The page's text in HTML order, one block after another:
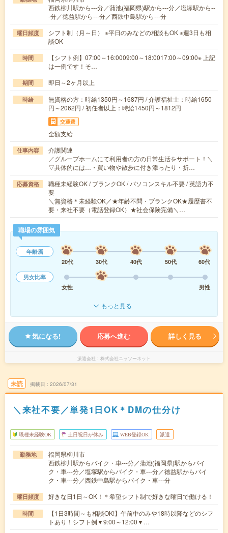
西鉄柳川駅から---分／蒲池(福岡県)駅から---分／塩塚駅から--
-分／徳益駅から---分／西鉄中島駅から---分
曜日頻度
シフト制（月～日） ※平日のみなどの相談もOK ※週3日も相
談OK
時間
【シフト例】07:00～16:0009:00～18:0017:00～09:00※ 上記
は一例です！そ…
期間 即日～2ヶ月以上
時給
無資格の方：時給1350円～1687円 / 介護福祉士：時給1650
円～2062円 / 初任者以上：時給1450円～1812円
交通費
全額支給
仕事内容
介護関連
／グループホームにて利用者の方の日常生活をサポート！＼
▽具体的には…・買い物や散歩に付き添ったり・折…
応募資格
職種未経験OK / ブランクOK / パソコンスキル不要 / 英語力不
要
＼無資格＊未経験OK／★年齢不問・ブランクOK★履歴書不
要・来社不要（電話登録OK）★社会保険完備＼…
職場の雰囲気
年齢層
20代
30代 40代 50代
60代
男女比率
女性
男性
もっと見る
気になる! 応募へ進む 詳しく見る
派遣会社 株式会社ニッソーネット
未読 掲載日 2026/07/31
＼来社不要／単発1日OK＊DMの仕分け
職種未経験OK 土日祝日が休み WEB登録OK 派遣
勤務地
福岡県柳川市
西鉄柳川駅からバイク・車---分／蒲池(福岡県)駅からバイ
ク・車---分／塩塚駅からバイク・車---分／徳益駅からバイ
ク・車---分／西鉄中島駅からバイク・車---分
曜日頻度 好きな日1日～OK！＊希望シフト制で好きな曜日で働ける！
時間
【1日3時間～も相談OK!】午前中のみや18時以降などのシフ
トあり！シフト例▼9:00～12:00▼…